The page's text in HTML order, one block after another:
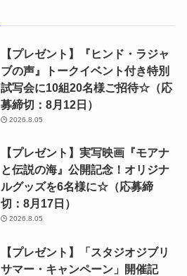
【プレゼント】『ヒンド・ラジャ
ブの声』トークイベント付き特別
試写会に10組20名様ご招待☆（応
募締切：8月12日）
2026.8.05
【プレゼント】実写映画『モアナ
と伝説の海』公開記念！オリジナ
ルグッズを6名様に☆（応募締
切：8月17日）
2026.8.05
【プレゼント】「スタジオジブリ
サマー・キャンペーン」開催記